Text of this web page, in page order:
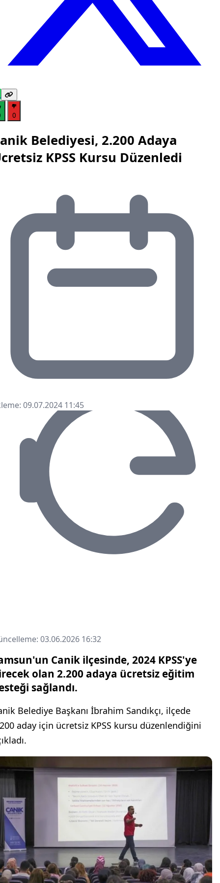
0
Belediyesi, 2.200 Adaya
KPSS Kursu Düzenledi
09.07.2024 11:45
03.06.2026 16:32
Canik ilçesinde, 2024 KPSS'ye
olan 2.200 adaya ücretsiz eğitim
sağlandı.
Belediye Başkanı İbrahim Sandıkçı, ilçede
aday için ücretsiz KPSS kursu düzenlendiğini